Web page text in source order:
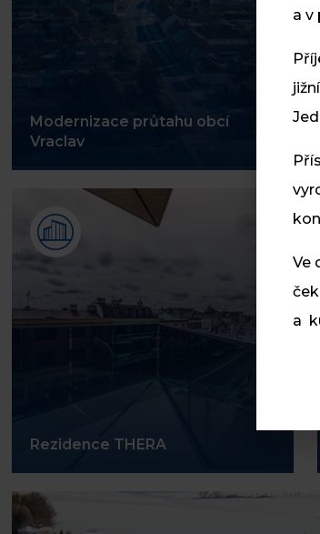
Modernizace průtahu obcí
Vraclav
Rezidence THERA
a v
Ve
a